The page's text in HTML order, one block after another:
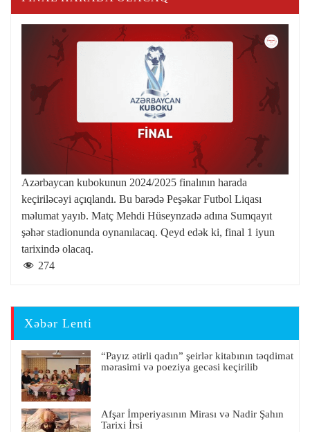
Azərbaycan kubokunun 2024/2025 finalının harada
keçiriləcəyi açıqlandı. Bu barədə Peşəkar Futbol Liqası
məlumat yayıb. Matç Mehdi Hüseynzadə adına Sumqayıt
şəhər stadionunda oynanılacaq. Qeyd edək ki, final 1 iyun
tarixində olacaq.
274
Xəbər Lenti
“Payız ətirli qadın” şeirlər kitabının təqdimat
mərasimi və poeziya gecəsi keçirilib
Afşar İmperiyasının Mirası və Nadir Şahın
Tarixi İrsi